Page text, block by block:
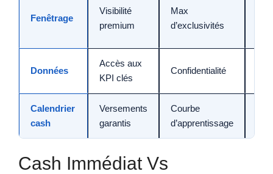
Fenêtrage
Visibilité
premium
Max
d’exclusivités
Données
Accès aux
KPI clés
Confidentialité
Calendrier
cash
Versements
garantis
Courbe
d’apprentissage
Cash Immédiat Vs